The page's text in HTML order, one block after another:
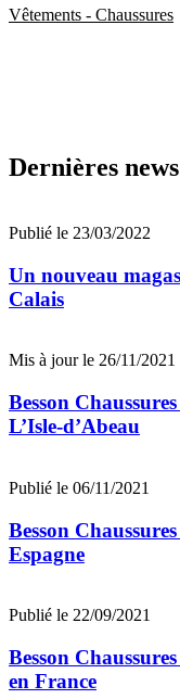
Vêtements - Chaussures
Dernières
Publié le 23/03/2022
Un nouveau
Calais
Mis à jour le 26/11/2021
Besson
L’Isle-d’Abeau
Publié le 06/11/2021
Besson
Espagne
Publié le 22/09/2021
Besson
en France